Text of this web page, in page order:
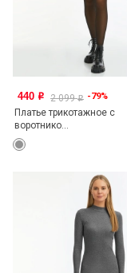
440 o 2 099o -79%
Платье трикотажное с
воротнико...